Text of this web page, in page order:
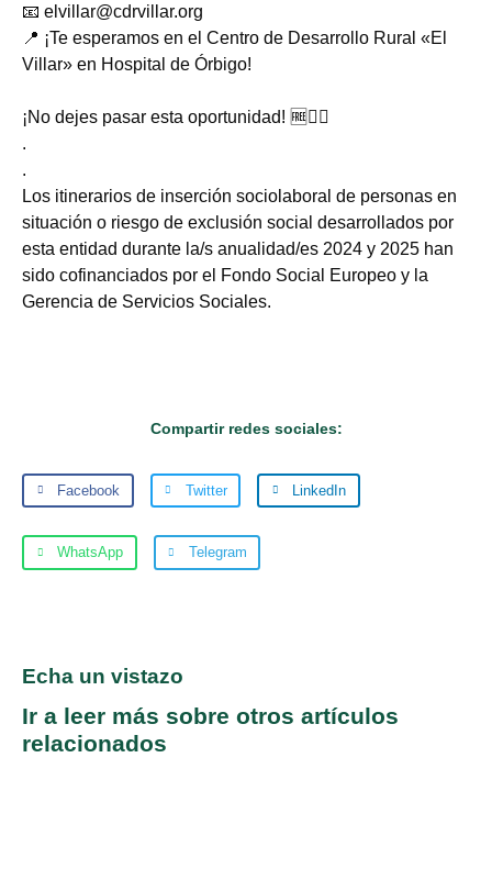
📧 elvillar@cdrvillar.org
📍 ¡Te esperamos en el Centro de Desarrollo Rural «El
Villar» en Hospital de Órbigo!
¡No dejes pasar esta oportunidad! 🆓👷‍♂️
.
.
Los itinerarios de inserción sociolaboral de personas en
situación o riesgo de exclusión social desarrollados por
esta entidad durante la/s anualidad/es 2024 y 2025 han
sido cofinanciados por el Fondo Social Europeo y la
Gerencia de Servicios Sociales.
Compartir redes sociales:
Facebook Twitter LinkedIn
WhatsApp Telegram
Echa un vistazo
Ir a leer más sobre otros artículos
relacionados